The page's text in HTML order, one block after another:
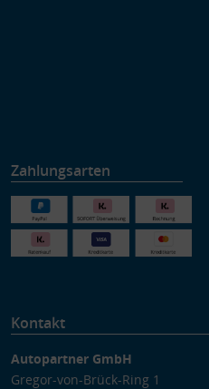
Zahlungsarten
Kontakt
Autopartner GmbH
Gregor-von-Brück-Ring 1